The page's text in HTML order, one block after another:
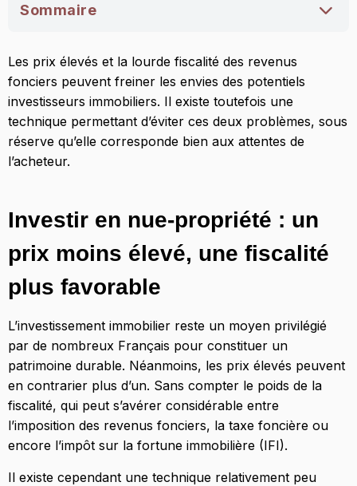
Sommaire
Investir en nue-propriété : un prix moins élevé,
une fiscalité plus favorable
Ce qu’il faut savoir sur l’investissement
immobilier en nue-propriété
Les prix élevés et la lourde fiscalité des revenus
fonciers peuvent freiner les envies des potentiels
investisseurs immobiliers. Il existe toutefois une
technique permettant d’éviter ces deux problèmes, sous
réserve qu’elle corresponde bien aux attentes de
l’acheteur.
Investir en nue-propriété : un
prix moins élevé, une fiscalité
plus favorable
L’investissement immobilier reste un moyen privilégié
par de nombreux Français pour constituer un
patrimoine durable. Néanmoins, les prix élevés peuvent
en contrarier plus d’un. Sans compter le poids de la
fiscalité, qui peut s’avérer considérable entre
l’imposition des revenus fonciers, la taxe foncière ou
encore l’impôt sur la fortune immobilière (IFI).
Il existe cependant une technique relativement peu